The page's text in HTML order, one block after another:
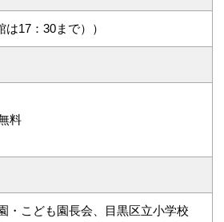
17：30まで））
料
・こども園長会、目黒区立小学校